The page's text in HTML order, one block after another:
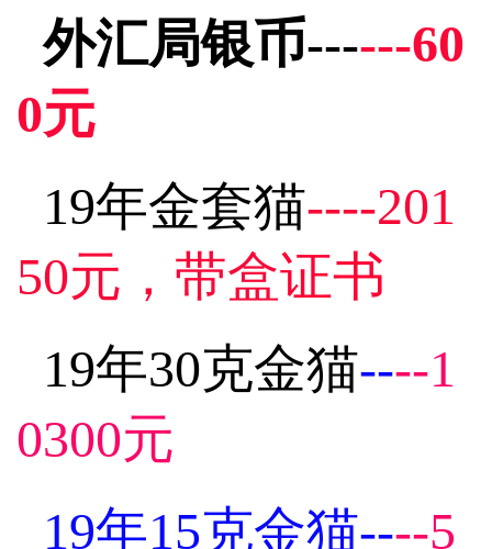
外汇局银币------60
0元
19年金套猫----201
50元 ，带盒证书
19年30克金猫----1
0300元
19年15克金猫----5